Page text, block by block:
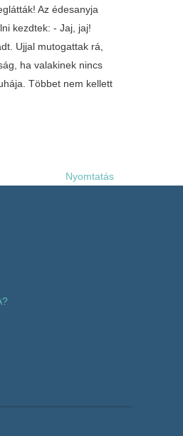
Az édesanyja
kezdtek: - Jaj, jaj!
Ujjal mutogattak rá,
ha valakinek nincs
Többet nem kellett
Nyomtatás